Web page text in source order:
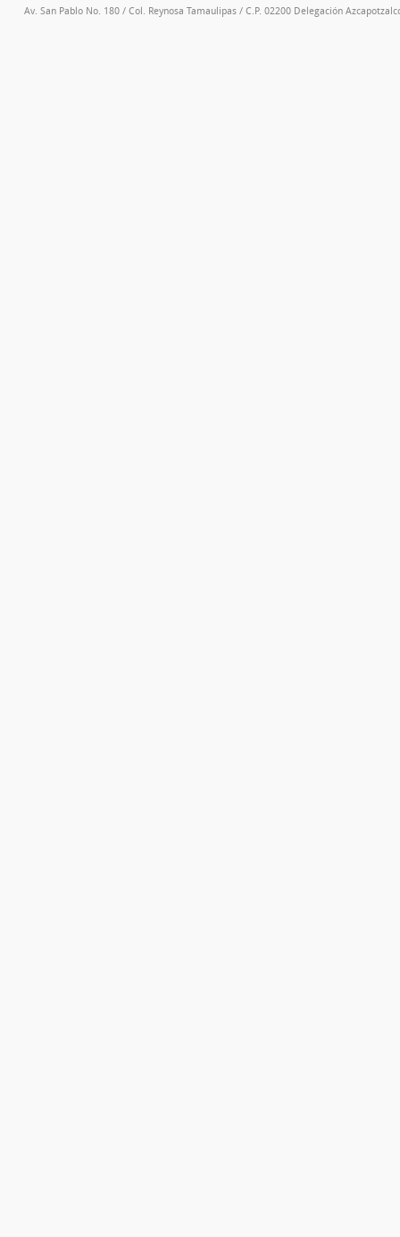
Av. San Pablo No. 180 / Col. Reynosa Tamaulipas / C.P. 02200 Delegación